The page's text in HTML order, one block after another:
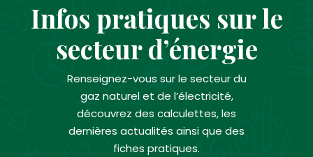
Infos pratiques sur le
secteur d’énergie
Renseignez-vous sur le secteur du
gaz naturel et de l’électricité,
découvrez des calculettes, les
dernières actualités ainsi que des
fiches pratiques.